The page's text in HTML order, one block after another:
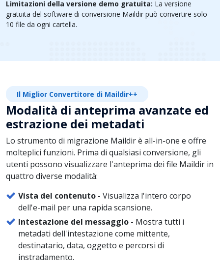
Limitazioni della versione demo gratuita: La versione
gratuita del software di conversione Maildir può convertire solo
10 file da ogni cartella.
Il Miglior Convertitore di Maildir++
Modalità di anteprima avanzate ed
estrazione dei metadati
Lo strumento di migrazione Maildir è all-in-one e offre
molteplici funzioni. Prima di qualsiasi conversione, gli
utenti possono visualizzare l'anteprima dei file Maildir in
quattro diverse modalità:
Vista del contenuto - Visualizza l'intero corpo
dell'e-mail per una rapida scansione.
Intestazione del messaggio - Mostra tutti i
metadati dell'intestazione come mittente,
destinatario, data, oggetto e percorsi di
instradamento.